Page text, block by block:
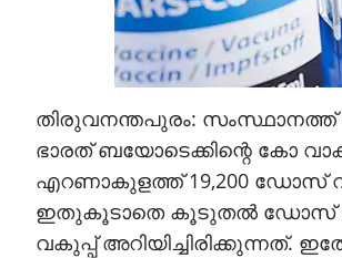
തിരുവനന്തപുരം:
ഭാരത് ബയോടെക്കിന്റെ കോ
എറണാകുളത്ത് 19,200 ഡോസ്
ഇതുകൂടാതെ കൂടുതല്‍ ഡോസ്
വകുപ്പ്